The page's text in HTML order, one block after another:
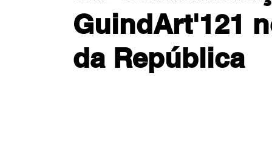
GuindArt'121
da República